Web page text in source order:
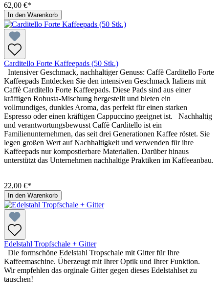
62,00 €*
In den Warenkorb
Carditello Forte Kaffeepads (50 Stk.)
Intensiver Geschmack, nachhaltiger Genuss: Caffè Carditello Forte
Kaffeepads Entdecken Sie den intensiven Geschmack Italiens mit
Caffè Carditello Forte Kaffeepads. Diese Pads sind aus einer
kräftigen Robusta-Mischung hergestellt und bieten ein
vollmundiges, dunkles Aroma, das perfekt für einen starken
Espresso oder einen kräftigen Cappuccino geeignet ist. Nachhaltig
und verantwortungsbewusst Caffè Carditello ist ein
Familienunternehmen, das seit drei Generationen Kaffee röstet. Sie
legen großen Wert auf Nachhaltigkeit und verwenden für ihre
Kaffeepads nur kompostierbare Materialien. Darüber hinaus
unterstützt das Unternehmen nachhaltige Praktiken im Kaffeeanbau.
22,00 €*
In den Warenkorb
Edelstahl Tropfschale + Gitter
Die formschöne Edelstahl Tropschale mit Gitter für Ihre
Kaffeemaschine. Überzeugt mit Ihrer Optik und Ihrer Funktion.
Wir empfehlen das orginale Gitter gegen dieses Edelstahlset zu
tauschen!